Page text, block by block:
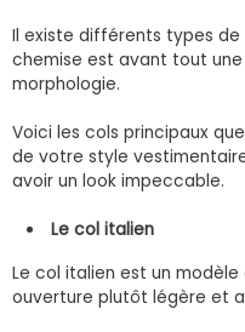
Il existe différents types
chemise est avant tout
morphologie.
Voici les cols principaux
de votre style
avoir un look impeccable.
Le col italien
Le col italien est un
ouverture plutôt légère et